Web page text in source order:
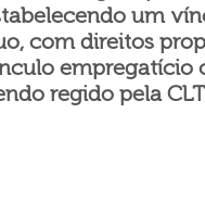
um
com direitos
regido pela